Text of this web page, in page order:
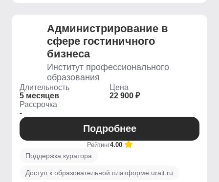
Администрирование в
сфере гостиничного
бизнеса
Институт профессионального
образования
Длительность
5 месяцев
Цена
22 900 ₽
Рассрочка
-
Подробнее
Рейтинг4.00
Поддержка куратора
Доступ к образовательной платформе urait.ru